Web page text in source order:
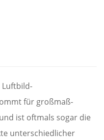
Luftbild-
für großmaß­
ist oftmals sogar die
unterschiedlicher